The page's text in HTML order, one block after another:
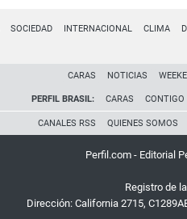
SOCIEDAD INTERNACIONAL CLIMA
CARAS NOTICIAS
PERFIL BRASIL: CARAS CONTIGO
CANALES RSS QUIENES SOMOS
Perfil.com - Editorial
Registro de
Dirección: California 2715,